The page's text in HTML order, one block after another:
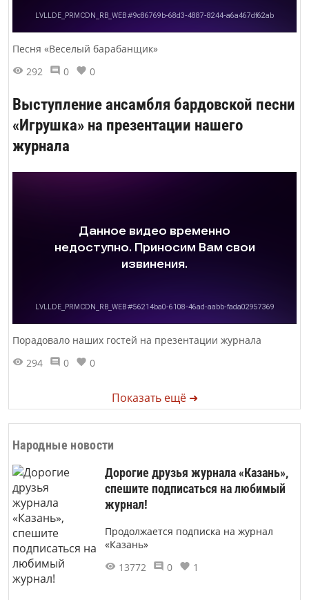
Песня «Веселый барабанщик»
292
0 0
Выступление ансамбля бардовской песни
«Игрушка» на презентации нашего
журнала
Порадовало наших гостей на презентации журнала
294
0 0
Показать ещё ➜
Народные новости
Дорогие друзья журнала «Казань»,
спешите подписаться на любимый
журнал!
Продолжается подписка на журнал
«Казань»
13772
0 1